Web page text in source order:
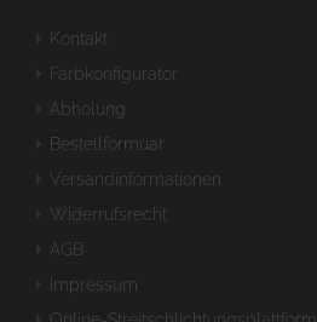
Kontakt
Farbkonfigurator
Abholung
Bestellformuar
Versandinformationen
Widerrufsrecht
AGB
Impressum